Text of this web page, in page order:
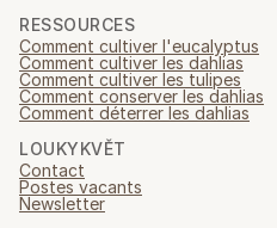
RESSOURCES
Comment cultiver l'eucalyptus
Comment cultiver les dahlias
Comment cultiver les tulipes
Comment conserver les dahlias
Comment déterrer les dahlias
LOUKYKVĚT
Contact
Postes vacants
Newsletter